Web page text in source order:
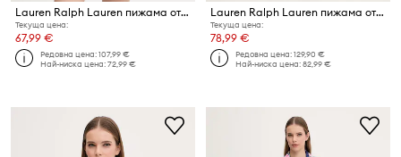
Lauren Ralph Lauren пижама от две части дамска от памук
Текуща цена:
67,99 €
Редовна цена:107,99 €
Най-ниска цена:72,99 €
Lauren Ralph Lauren пижама от две части дамска
Текуща цена:
78,99 €
Редовна цена:129,90 €
Най-ниска цена:82,99 €